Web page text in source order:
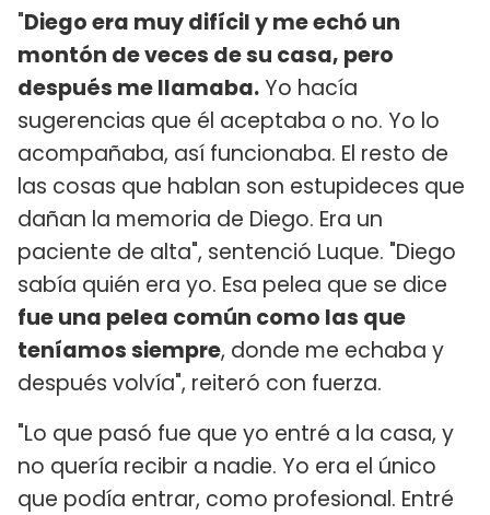
"Diego era muy difícil y me echó un
montón de veces de su casa, pero
después me llamaba.Yo hacía
sugerencias que él aceptaba o no. Yo lo
acompañaba, así funcionaba. El resto de
las cosas que hablan son estupideces que
dañan la memoria de Diego. Era un
paciente de alta", sentenció Luque. "Diego
sabía quién era yo. Esa pelea que se dice
fue una pelea común como las que
teníamos siempre, donde me echaba y
después volvía", reiteró con fuerza.
"Lo que pasó fue que yo entré a la casa, y
no quería recibir a nadie. Yo era el único
que podía entrar, como profesional. Entré